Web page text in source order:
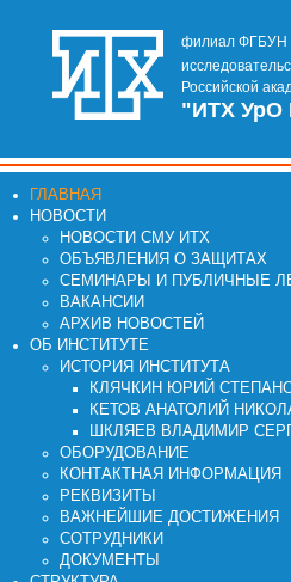
филиал ФГБУН
Российской
"ИТХ УрО
ГЛАВНАЯ
НОВОСТИ
НОВОСТИ СМУ ИТХ
ОБЪЯВЛЕНИЯ О ЗАЩИТАХ
СЕМИНАРЫ И ПУБЛИЧНЫЕ
ВАКАНСИИ
АРХИВ НОВОСТЕЙ
ОБ ИНСТИТУТЕ
ИСТОРИЯ ИНСТИТУТА
КЛЯЧКИН ЮРИЙ
КЕТОВ АНАТОЛИЙ
ШКЛЯЕВ ВЛАДИМИР
ОБОРУДОВАНИЕ
КОНТАКТНАЯ ИНФОРМАЦИЯ
РЕКВИЗИТЫ
ВАЖНЕЙШИЕ ДОСТИЖЕНИЯ
СОТРУДНИКИ
ДОКУМЕНТЫ